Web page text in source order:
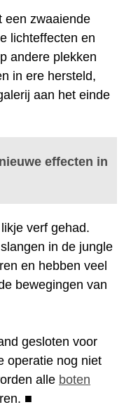
een zwaaiende
lichteffecten en
andere plekken
in ere hersteld,
aan het einde
effecten in
verf gehad.
in de jungle
en hebben veel
bewegingen van
gesloten voor
operatie nog niet
alle boten
■